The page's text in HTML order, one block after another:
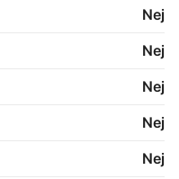
Nej
Nej
Nej
Nej
Nej